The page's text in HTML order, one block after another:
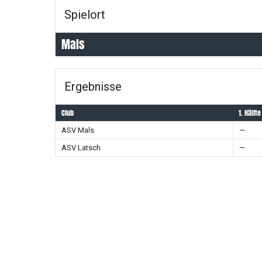
Spielort
Mals
Ergebnisse
Club 1. Hälfte
ASV Mals —
ASV Latsch
—